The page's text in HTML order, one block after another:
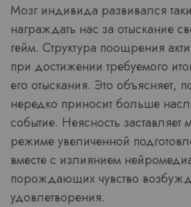
Мозг индивида развивался
награждать нас за отыскание
гейм. Структура поощрения
при достижении требуемого
его отыскания. Это объясняет,
нередко приносит больше
событие. Неясность заставляет
режиме увеличенной
вместе с излиянием
порождающих чувство
удовлетворения.